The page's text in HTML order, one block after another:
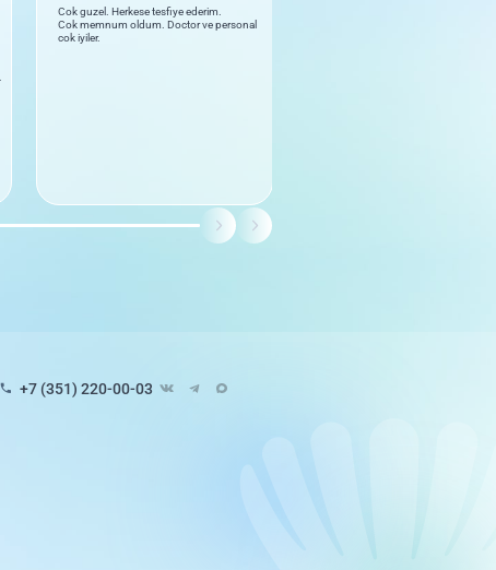
Cok guzel. Herkese tesfiye ederim.
Cok memnum oldum. Doctor ve personal
cok iyiler.
+7 (351) 220-00-03